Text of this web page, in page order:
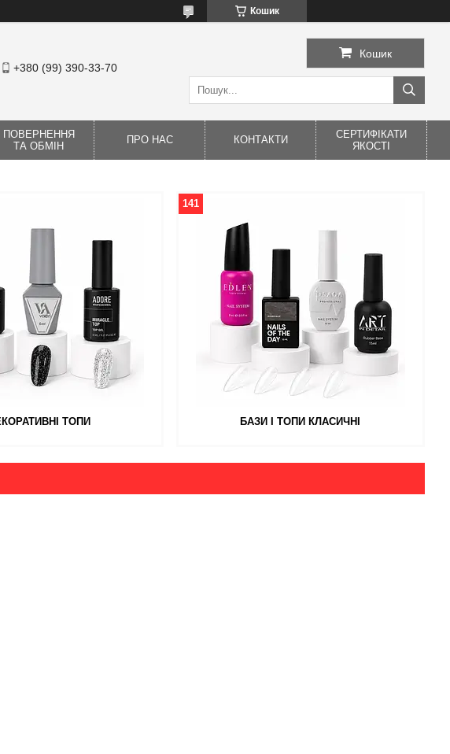
Кошик
+380 (99) 390-33-70
Кошик
ПОВЕРНЕННЯ
ТА ОБМІН
ПРО НАС КОНТАКТИ
СЕРТИФІКАТИ
ЯКОСТІ
ТОПИ БАЗИ І ТОПИ КЛАСИЧНІ
141